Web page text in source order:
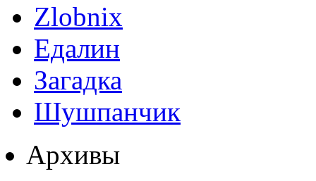
Zlobnix
Едалин
Загадка
Шушпанчик
Архивы